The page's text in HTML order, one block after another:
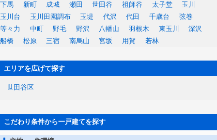
下馬
新町 成城 瀬田 世田谷 祖師谷 太子堂
玉川
玉川台
玉川田園調布 玉堤 代沢 代田 千歳台
弦巻
等々力
中町 野毛 野沢 八幡山 羽根木 東玉川
深沢
船橋
松原 三宿 南烏山 宮坂 用賀 若林
エリアを広げて探す
世田谷区
こだわり条件から一戸建てを探す